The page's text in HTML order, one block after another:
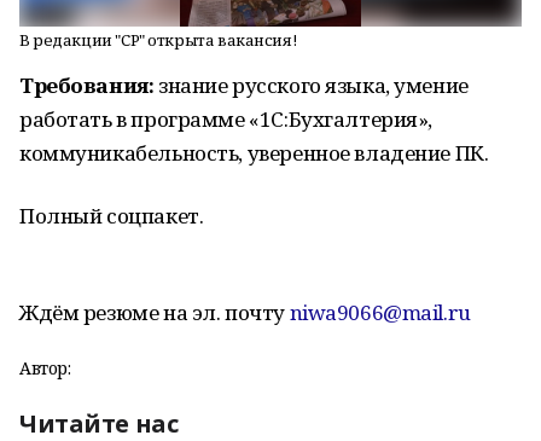
В редакции "СР" открыта вакансия!
Требования: знание русского языка, умение
работать в программе «1С:Бухгалтерия»,
коммуникабельность, уверенное владение ПК.
Полный соцпакет.
Ждём резюме на эл. почтуniwa9066@mail.ru
Автор:
Читайте нас